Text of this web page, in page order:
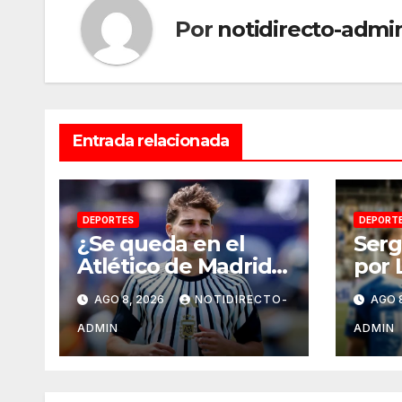
Por notidirecto-
Entrada relacionada
DEPORTES
¿Se queda en el
Atlético de Madrid?
‘Cholo’ Simeone
responde
contundente sobre
el futuro de Julián
AGO 8, 2026 NOTIDIRECTO-
ADMIN
por
AGO
ADMIN